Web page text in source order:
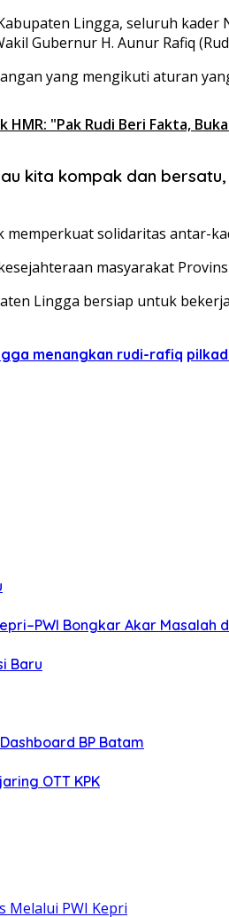
Lingga, seluruh
Gubernur H. Aunur Rafiq
yang mengikuti aturan
"Pak Rudi Beri Fakta,
kita kompak dan
solidaritas antar-
masyarakat
Lingga bersiap untuk
menangkan rudi-rafiq
Bongkar Akar Masalah
Baru
BP Batam
OTT KPK